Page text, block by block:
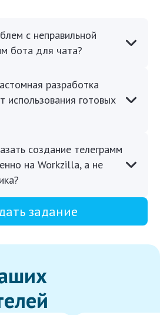
с неправильной
бота для чата?
разработка
использования готовых
создание телеграмм
на Workzilla, а не
задание